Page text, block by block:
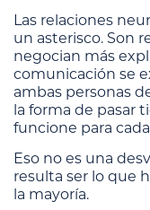
Las relaciones
un asterisco. Son
negocian más
comunicación se
ambas personas
la forma de pasar
funcione para
Eso no es una
resulta ser lo que
la mayoría.